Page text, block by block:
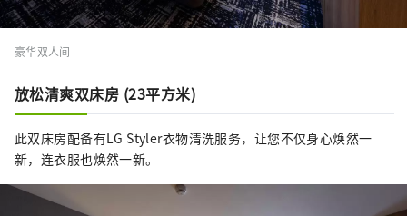
豪华双人间
放松清爽双床房 (23平方米)
此双床房配备有LG Styler衣物清洗服务，让您不仅身心焕然一
新，连衣服也焕然一新。